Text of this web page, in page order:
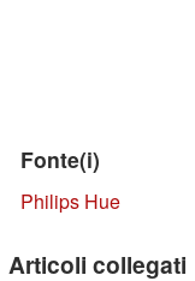
Fonte(i)
Philips Hue
Articoli collegati